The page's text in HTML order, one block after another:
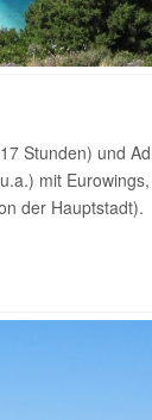
Stunden) und
mit
der Hauptstadt).